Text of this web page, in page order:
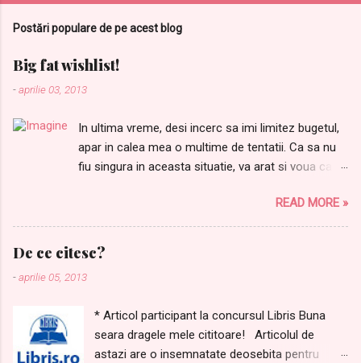
n
t
r
Postări populare de pe acest blog
Big fat wishlist!
-aprilie 03, 2013
In ultima vreme, desi incerc sa imi limitez bugetul,
apar in calea mea o multime de tentatii. Ca sa nu
fiu singura in aceasta situatie, va arat si voua care
aleatorie: 1.Samponul meu preferat Joico Moisture
Recovery de AICI 2. Balsamul care completeaza
perfect samponul de mai sus, il gasiti AICI Pentru
ca niciodata nu avem destule farduri, nu mi-ar
strica urmatoarele produse: 3. M-am indragostit de
rujuri L'oreal Rouge Caresee, in special de Dating
Coral, de AICI . Nu e superb? 5. Mai visez si la un
fond de ten L'oreal LumiMagique . Am testat niste
READ MORE »
De ce citesc?
-aprilie 05, 2013
* Articol participant la concursul Libris Buna
seara dragele mele cititoare! Articolul de
astazi are o insemnatate deosebita pentru